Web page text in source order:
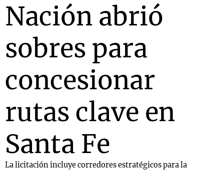
Nación abrió
sobres para
concesionar
rutas clave en
Santa Fe
La licitación incluye corredores estratégicos para la